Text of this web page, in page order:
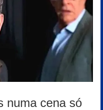
numa cena só